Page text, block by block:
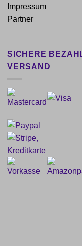
Impressum
Partner
SICHERE
VERSAND